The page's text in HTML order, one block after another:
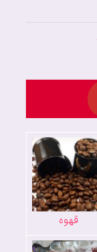
قهوه